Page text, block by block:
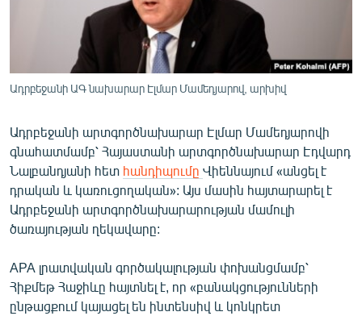
ՄԵԿՆԱԲԱՆՈՒԹՅՈՒՆ
ՏՏ ԵՒ ԻՆՏԵՐՆԵՏ
ՏԵՍԱՆՅՈՒԹԵՐ
ԲԱՆԱՎԵՃ
ՁԳՏԵԼՈՎ ԼԱՎԱԳՈՒՅՆԻՆ
ՓՈԴՔԱՍԹ
Հայերեն
English
Ադրբեջանի ԱԳ նախարար Էլմար Մամեդյարով, արխիվ
Ադրբեջանի արտգործնախարար Էլմար Մամեդյարովի
գնահատմամբ՝ Հայաստանի արտգործնախարար Էդվարդ
Նալբանդյանի հետ հանդիպումը Վիեննայում «անցել է
դրական և կառուցողական»: Այս մասին հայտարարել է
Ադրբեջանի արտգործնախարարության մամուլի
ծառայության ղեկավարը:
APA լրատվական գործակալության փոխանցմամբ՝
Հիքմեթ Հաջիևը հայտնել է, որ «բանակցությունների
ընթացքում կայացել են ինտենսիվ և կոնկրետ